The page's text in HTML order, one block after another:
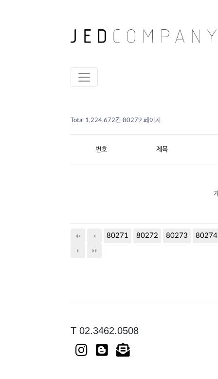
Total 1,224,672건 80279 페이지
번호 제목
80271 80272 80273 80274
T 02.3462.0508